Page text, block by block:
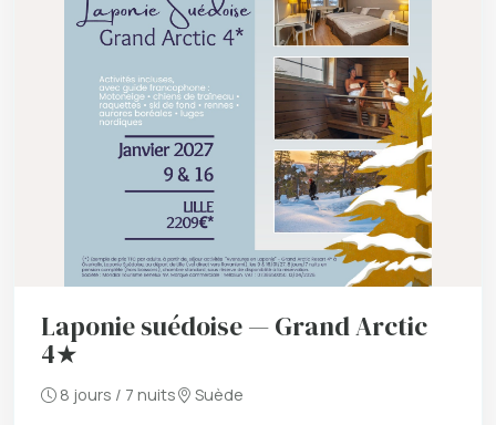
Laponie suédoise — Grand Arctic
4★
8 jours / 7 nuits Suède